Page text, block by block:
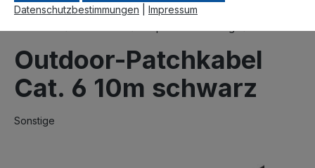
Outdoor-Patchkabel
Cat. 6 10m schwarz
Sonstige
Datenschutzbestimmungen
Impressum